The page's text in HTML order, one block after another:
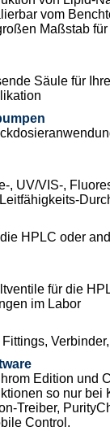
vom
Maßstab
Säule für
, UV/VIS-,
HPLC oder
für die
im Labor
Edition und
so nur bei
Treiber,
Control.